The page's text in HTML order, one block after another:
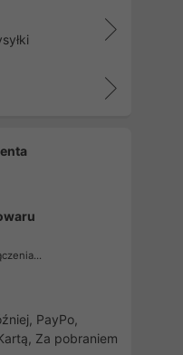
PayPo,
Za pobraniem